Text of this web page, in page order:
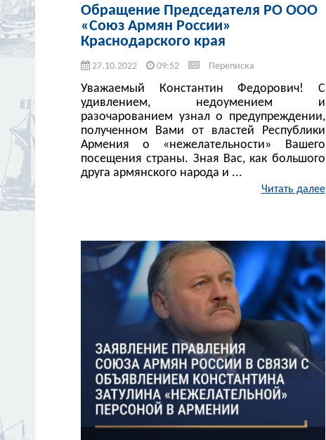
Обращение Председателя РО ООО
«Союз Армян России»
Краснодарского края
27.10.2022 09:52 Переписка
Уважаемый Константин Федорович! С
удивлением, недоумением и
разочарованием узнал о предупреждении,
полученном Вами от властей Республики
Армения о «нежелательности» Вашего
посещения страны. Зная Вас, как большого
друга армянского народа и ...
Читать далее